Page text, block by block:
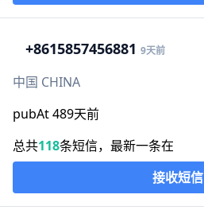
+8615857456881 9天前
中国 CHINA
pubAt 489天前
总共118条短信，最新一条在
接收短信